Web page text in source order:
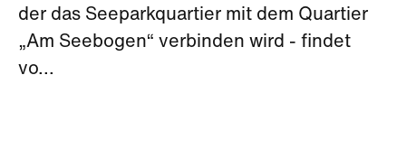
der das Seeparkquartier mit dem Quartier
„Am Seebogen“ verbinden wird - findet
vo...